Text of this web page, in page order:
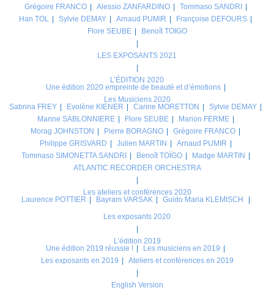
Grégoire FRANCO
Alessio ZANFARDINO
Tommaso SANDRI
Han TOL
Sylvie DEMAY Arnaud PUMIR
Françoise DEFOURS
Flore SEUBE
Benoît TOIGO
LES EXPOSANTS 2021
L’ÉDITION 2020
Une édition 2020 empreinte de beauté et d’émotions
Les Musiciens 2020
Sabrina FREY
Evolène KIENER Carine MORETTON
Sylvie DEMAY
Marine SABLONNIERE
Flore SEUBE
Marion FERME
Morag JOHNSTON
Pierre BORAGNO
Grégoire FRANCO
Philippe GRISVARD
Julien MARTIN
Arnaud PUMIR
Tommaso SIMONETTA SANDRI
Benoît TOÏGO
Madge MARTIN
ATLANTIC RECORDER ORCHESTRA
Les ateliers et conférences 2020
Laurence POTTIER
Bayram VARSAK
Guido Maria KLEMISCH
Les exposants 2020
L’édition 2019
Une édition 2019 réussie !
Les musiciens en 2019
Les exposants en 2019
Ateliers et conférences en 2019
English Version